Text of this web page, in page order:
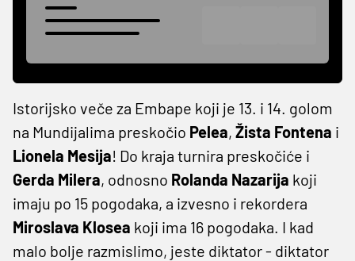
Istorijsko veče za Embape koji je 13. i 14. golom
na Mundijalima preskočio Pelea, Žista Fontena i
Lionela Mesija! Do kraja turnira preskočiće i
Gerda Milera, odnosno Rolanda Nazarija koji
imaju po 15 pogodaka, a izvesno i rekordera
Miroslava Klosea koji ima 16 pogodaka. I kad
malo bolje razmislimo, jeste diktator - diktator